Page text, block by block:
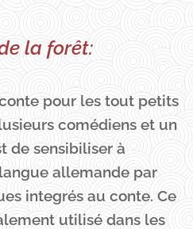
la forêt:
pour les tout petits
comédiens et un
de sensibiliser à
allemande par
integrés au conte. Ce
utilisé dans les